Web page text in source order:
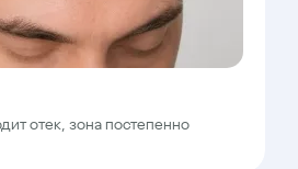
отек, зона постепенно